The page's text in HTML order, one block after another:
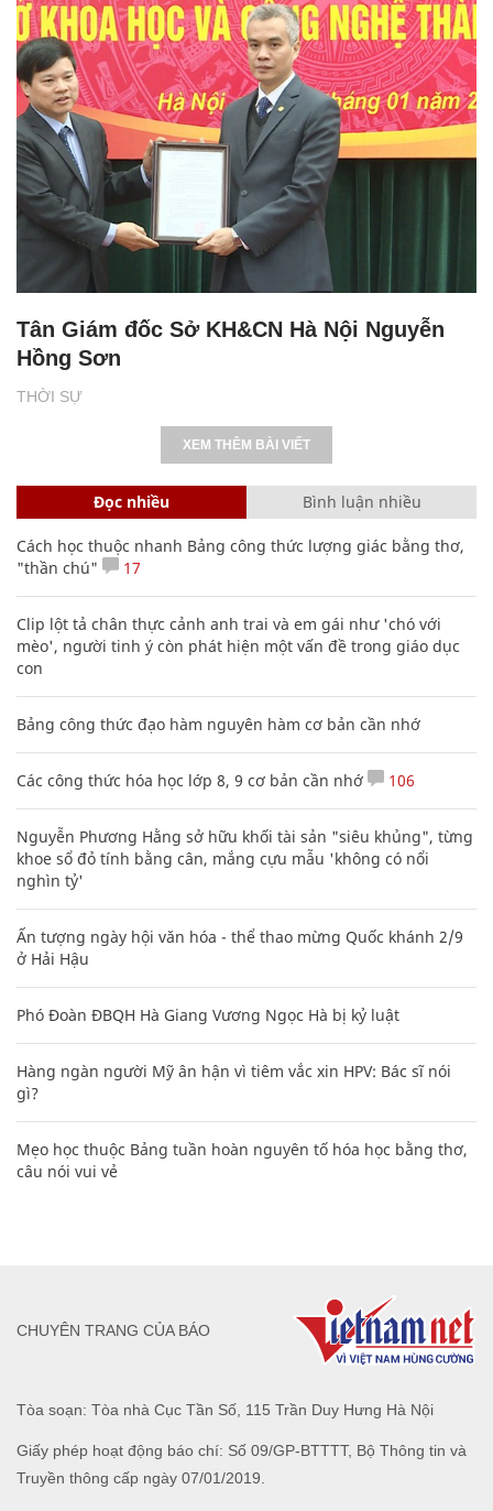
THỜI SỰ
Tân Giám đốc Sở KH&CN Hà Nội Nguyễn
Hồng Sơn
XEM THÊM BÀI VIẾT
Đọc nhiều Bình luận nhiều
Cách học thuộc nhanh Bảng công thức lượng giác bằng thơ,
"thần chú"
17
Clip lột tả chân thực cảnh anh trai và em gái như 'chó với
mèo', người tinh ý còn phát hiện một vấn đề trong giáo dục
con
Bảng công thức đạo hàm nguyên hàm cơ bản cần nhớ
Các công thức hóa học lớp 8, 9 cơ bản cần nhớ 106
Nguyễn Phương Hằng sở hữu khối tài sản "siêu khủng", từng
khoe sổ đỏ tính bằng cân, mắng cựu mẫu 'không có nổi
nghìn tỷ'
Ấn tượng ngày hội văn hóa - thể thao mừng Quốc khánh 2/9
ở Hải Hậu
Phó Đoàn ĐBQH Hà Giang Vương Ngọc Hà bị kỷ luật
Hàng ngàn người Mỹ ân hận vì tiêm vắc xin HPV: Bác sĩ nói
gì?
Mẹo học thuộc Bảng tuần hoàn nguyên tố hóa học bằng thơ,
câu nói vui vẻ
Tòa soạn: Tòa nhà Cục Tần Số, 115 Trần Duy Hưng Hà Nội
Giấy phép hoạt động báo chí: Số 09/GP-BTTTT, Bộ Thông tin và
Truyền thông cấp ngày 07/01/2019.
CHUYÊN TRANG CỦA BÁO